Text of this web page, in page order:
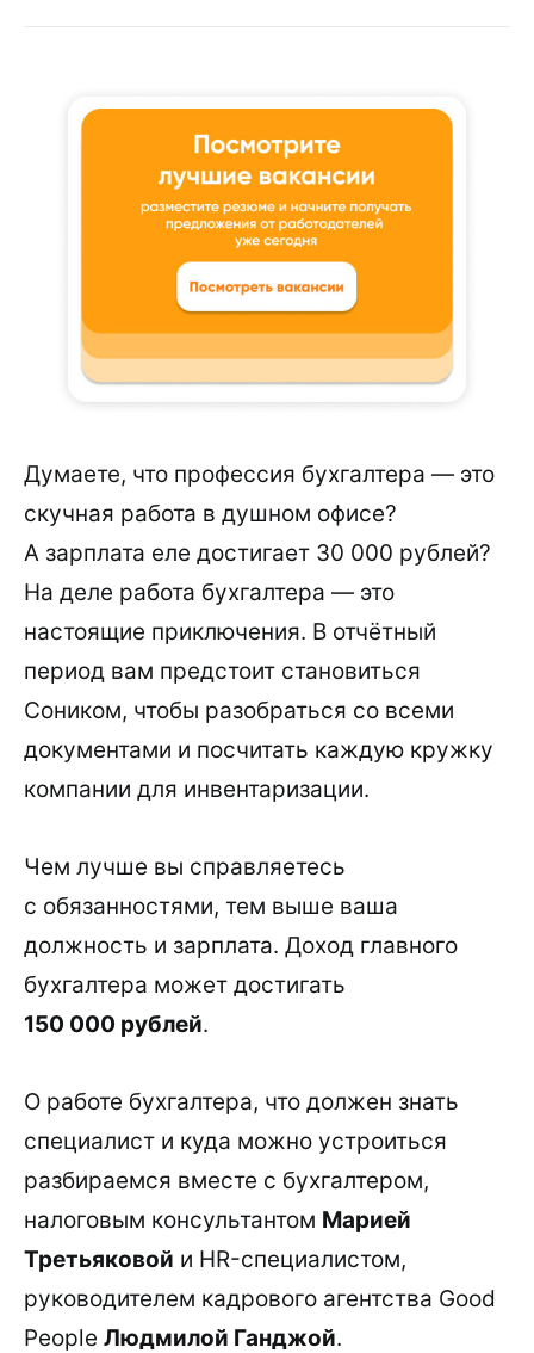
Думаете, что профессия бухгалтера — это
скучная работа в душном офисе?
А зарплата еле достигает 30 000 рублей?
На деле работа бухгалтера — это
настоящие приключения. В отчётный
период вам предстоит становиться
Соником, чтобы разобраться со всеми
документами и посчитать каждую кружку
компании для инвентаризации.
Чем лучше вы справляетесь
с обязанностями, тем выше ваша
должность и зарплата. Доход главного
бухгалтера может достигать
150 000 рублей.
О работе бухгалтера, что должен знать
специалист и куда можно устроиться
разбираемся вместе с бухгалтером,
налоговым консультантом Марией
Третьяковой и HR-специалистом,
руководителем кадрового агентства Good
People Людмилой Ганджой.